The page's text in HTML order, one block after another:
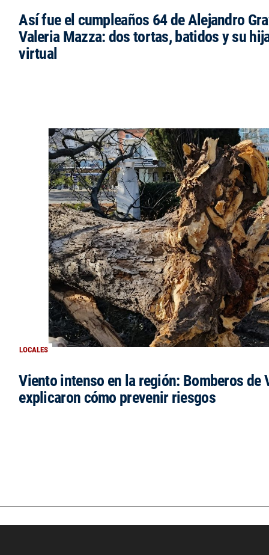
Así fue el cumpleaños 64 de Alejandro
Valeria Mazza: dos tortas, batidos y su
virtual
LOCALES
Viento intenso en la región: Bomberos de
explicaron cómo prevenir riesgos